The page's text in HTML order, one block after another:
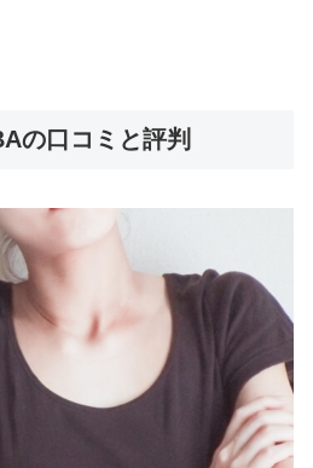
の口コミと評判